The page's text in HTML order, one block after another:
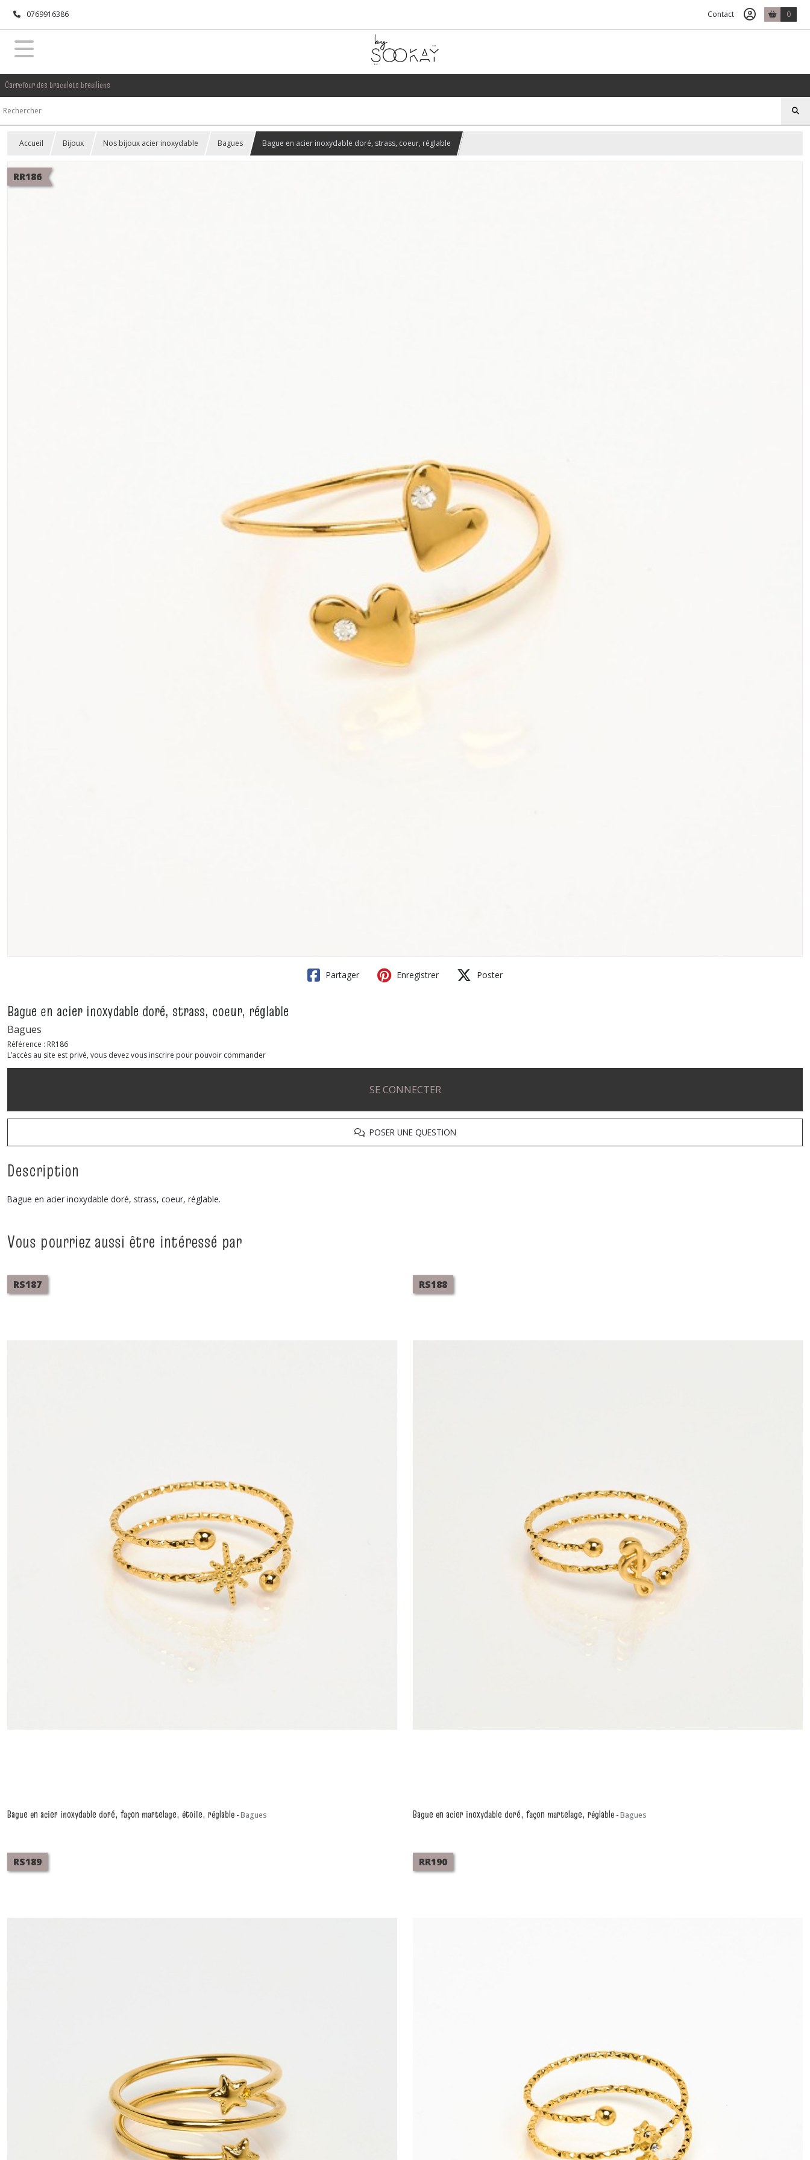
0769916386 Contact 0
Carrefour des bracelets bresiliens
Accueil Bijoux Nos bijoux acier inoxydable Bagues Bague en acier inoxydable doré, strass, coeur, réglable
RR186
Partager Enregistrer Poster
Bague en acier inoxydable doré, strass, coeur, réglable
Bagues
Référence : RR186
L’accès au site est privé, vous devez vous inscrire pour pouvoir commander
SE CONNECTER
POSER UNE QUESTION
Description
Bague en acier inoxydable doré, strass, coeur, réglable.
Vous pourriez aussi être intéressé par
RS187
Bague en acier inoxydable doré, façon martelage, étoile, réglable -Bagues
RS188
Bague en acier inoxydable doré, façon martelage, réglable -Bagues
RS189 RR190